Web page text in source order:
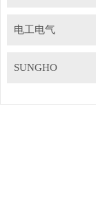
电工电气
SUNGHO